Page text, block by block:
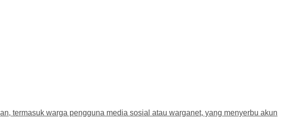
termasuk warga pengguna media sosial atau warganet, yang menyerbu akun